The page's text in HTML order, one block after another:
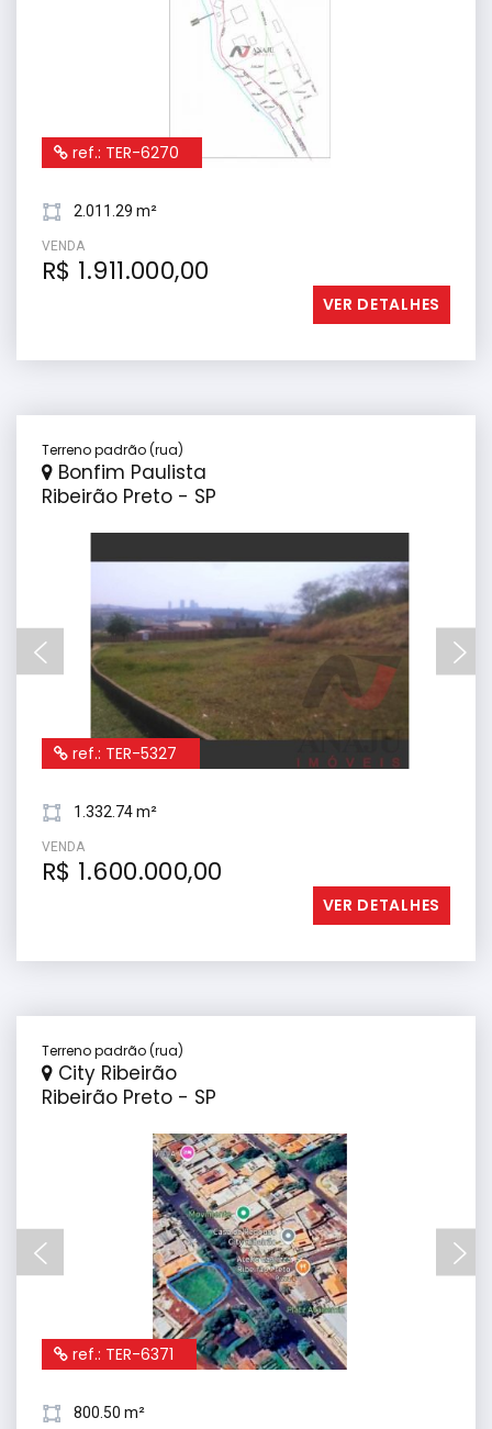
ref.: TER-6270
2.011.29 m²
VENDA
R$ 1.911.000,00
VER DETALHES
Terreno padrão (rua)
Bonfim Paulista
Ribeirão Preto - SP
ref.: TER-5327
1.332.74 m²
VENDA
R$ 1.600.000,00
VER DETALHES
Terreno padrão (rua)
City Ribeirão
Ribeirão Preto - SP
ref.: TER-6371
800.50 m²